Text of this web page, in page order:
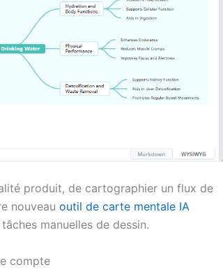
produit, de cartographier un flux de
nouveau outil de carte mentale IA
manuelles de dessin.
compte